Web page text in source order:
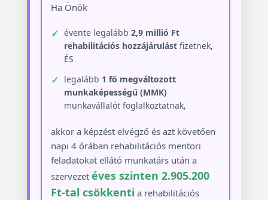
Ha Önök
évente legalább 2,9 millió Ft
rehabilitációs hozzájárulást fizetnek,
ÉS
legalább 1 fő megváltozott
munkaképességű (MMK)
munkavállalót foglalkoztatnak,
akkor a képzést elvégző és azt követően
napi 4 órában rehabilitációs mentori
feladatokat ellátó munkatárs után a
szervezet éves szinten 2.905.200
Ft-tal csökkenti a rehabilitációs